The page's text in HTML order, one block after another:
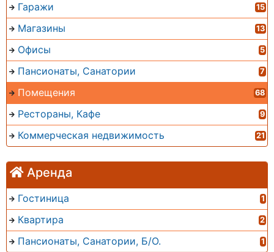
Гаражи 15
Магазины 13
Офисы 5
Пансионаты, Санатории 7
Помещения 68
Рестораны, Кафе 9
Коммерческая недвижимость 21
Аренда
Гостиница 1
Квартира 2
Пансионаты, Санатории, Б/О. 1